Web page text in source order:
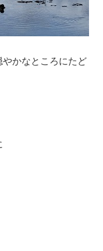
かなところにたど